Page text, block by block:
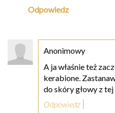
Odpowiedz
Anonimowy
A ja właśnie też
kerabione.
do skóry głowy z
Odpowiedz